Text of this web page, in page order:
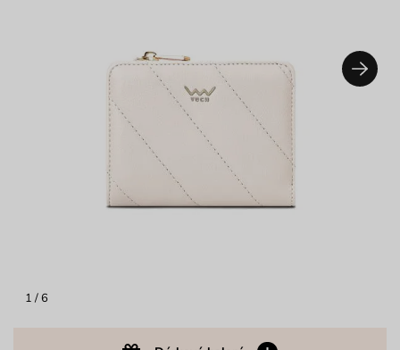
1 / 6